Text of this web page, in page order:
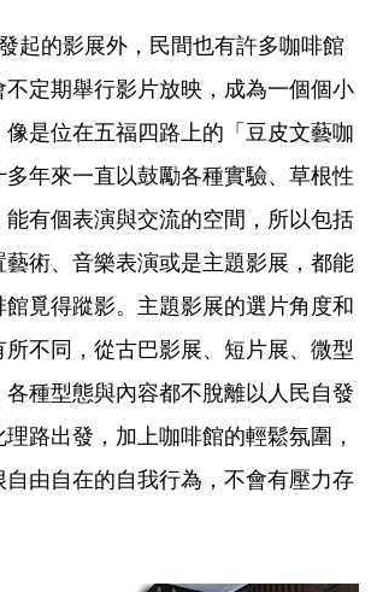
起的影展外，民間也有許多咖啡館
不定期舉行影片放映，成為一個個小
是位在五福四路上的「豆皮文藝咖
年來一直以鼓勵各種實驗、草根性
能有個表演與交流的空間，所以包括
術、音樂表演或是主題影展，都能
覓得蹤影。主題影展的選片角度和
不同，從古巴影展、短片展、微型
種型態與內容都不脫離以人民自發
路出發，加上咖啡館的輕鬆氛圍，
由自在的自我行為，不會有壓力存